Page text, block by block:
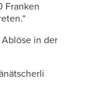
Franken
in der